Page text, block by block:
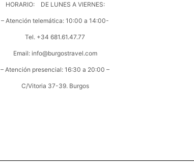
HORARIO: DE LUNES A VIERNES:
– Atención telemática: 10:00 a 14:00-
Tel. +34 681.61.47.77
Email: info@burgostravel.com
– Atención presencial: 16:30 a 20:00 –
C/Vitoria 37-39. Burgos